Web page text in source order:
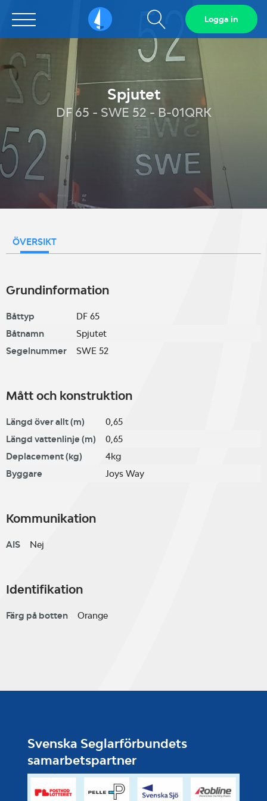
Sailarena Visa
sökfält
Logga in
Spjutet
DF 65 - SWE 52 - B-01QRK
ÖVERSIKT
Grundinformation
Båttyp
DF 65
Båtnamn
Spjutet
Segelnummer
SWE 52
Mått och konstruktion
Längd över allt (m)
0,65
Längd vattenlinje (m)
0,65
Deplacement (kg)
4kg
Byggare
Joys Way
Kommunikation
AIS Nej
Identifikation
Färg på botten Orange
Svenska Seglarförbundets
samarbetspartner